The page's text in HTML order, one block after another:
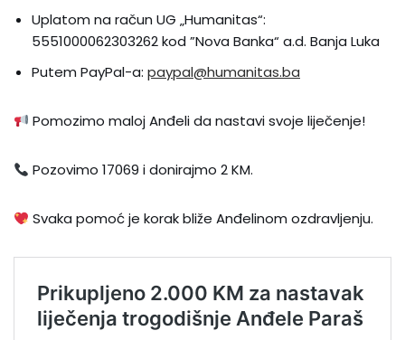
Uplatom na račun UG „Humanitas“:
5551000062303262 kod ”Nova Banka“ a.d. Banja Luka
Putem PayPal-a: paypal@humanitas.ba
Pomozimo maloj Anđeli da nastavi svoje liječenje!
Pozovimo 17069 i donirajmo 2 KM.
Svaka pomoć je korak bliže Anđelinom ozdravljenju.